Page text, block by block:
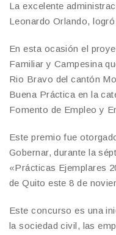
La excelente
Leonardo Orlando,
En esta ocasión el
Familiar y Campesina
Rio Bravo del cantón
Buena Práctica en la
Fomento de Empleo y
Este premio fue
Gobernar, durante la
«Prácticas Ejemplares
de Quito este 8 de
Este concurso es una
la sociedad civil, las